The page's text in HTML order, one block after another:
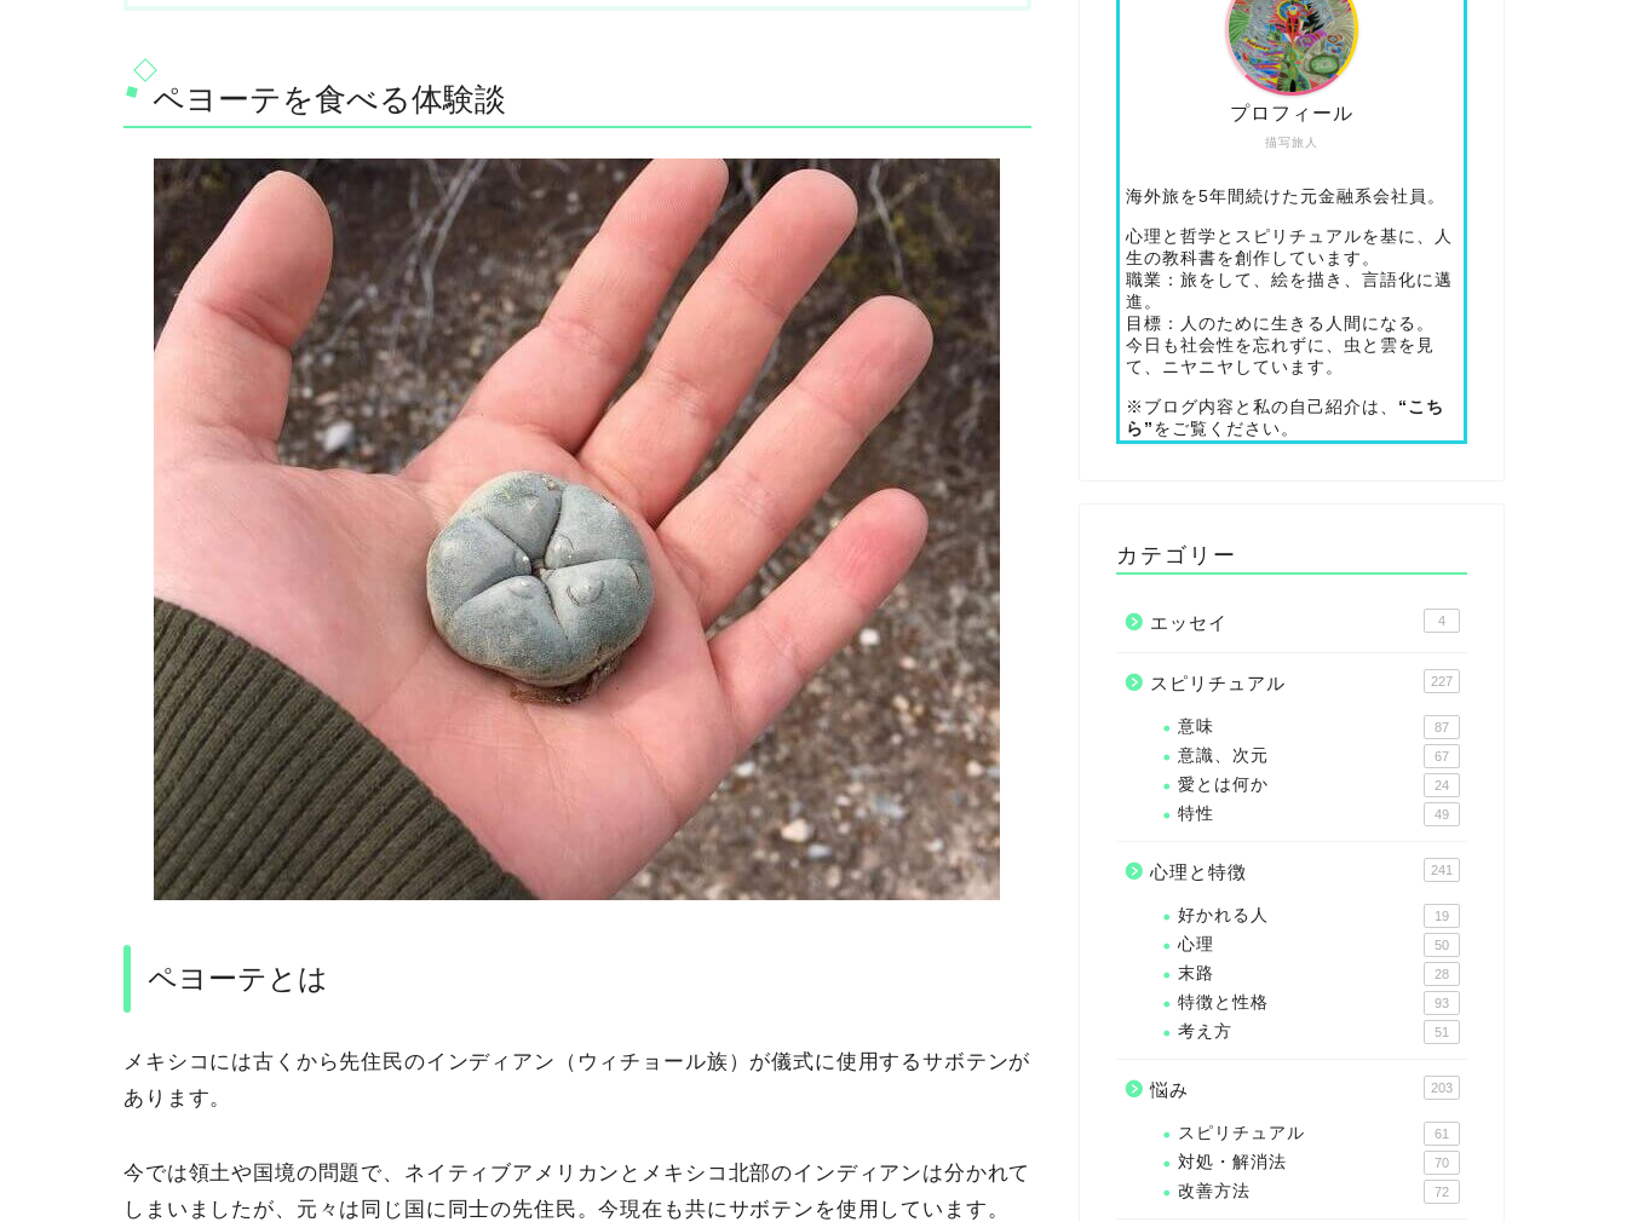
ペヨーテを食べる体験談
ペヨーテとは
メキシコには古くから先住民のインディアン（ウィチョール族）が儀式に使用するサボテンが
あります。
今では領土や国境の問題で、ネイティブアメリカンとメキシコ北部のインディアンは分かれて
しまいましたが、元々は同じ国に同士の先住民。今現在も共にサボテンを使用しています。
描写旅人
プロフィール
海外旅を5年間続けた元金融系会社員。
心理と哲学とスピリチュアルを基に、人
生の教科書を創作しています。
職業：旅をして、絵を描き、言語化に邁
進。
目標：人のために生きる人間になる。
今日も社会性を忘れずに、虫と雲を見
て、ニヤニヤしています。
※ブログ内容と私の自己紹介は、 “こち
ら” をご覧ください。
カテゴリー
エッセイ 4
スピリチュアル 227
意味 87
意識、次元 67
愛とは何か 24
特性 49
心理と特徴 241
好かれる人 19
心理 50
末路 28
特徴と性格 93
考え方 51
悩み 203
スピリチュアル 61
対処・解消法 70
改善方法 72